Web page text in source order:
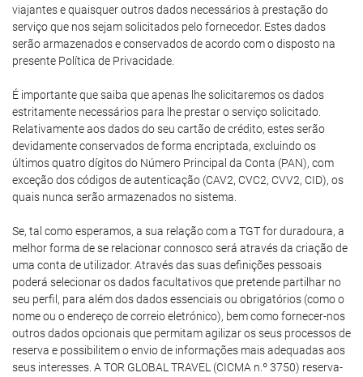
viajantes e quaisquer outros dados necessários à prestação do
serviço que nos sejam solicitados pelo fornecedor. Estes dados
serão armazenados e conservados de acordo com o disposto na
presente Política de Privacidade.
É importante que saiba que apenas lhe solicitaremos os dados
estritamente necessários para lhe prestar o serviço solicitado.
Relativamente aos dados do seu cartão de crédito, estes serão
devidamente conservados de forma encriptada, excluindo os
últimos quatro dígitos do Número Principal da Conta (PAN), com
exceção dos códigos de autenticação (CAV2, CVC2, CVV2, CID), os
quais nunca serão armazenados no sistema.
Se, tal como esperamos, a sua relação com a TGT for duradoura, a
melhor forma de se relacionar connosco será através da criação de
uma conta de utilizador. Através das suas definições pessoais
poderá selecionar os dados facultativos que pretende partilhar no
seu perfil, para além dos dados essenciais ou obrigatórios (como o
nome ou o endereço de correio eletrónico), bem como fornecer-nos
outros dados opcionais que permitam agilizar os seus processos de
reserva e possibilitem o envio de informações mais adequadas aos
seus interesses. A TOR GLOBAL TRAVEL (CICMA n.º 3750) reserva-